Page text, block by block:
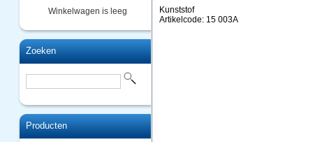
Winkelwagen is leeg
Zoeken
Producten
Kunststof
Artikelcode: 15 003A